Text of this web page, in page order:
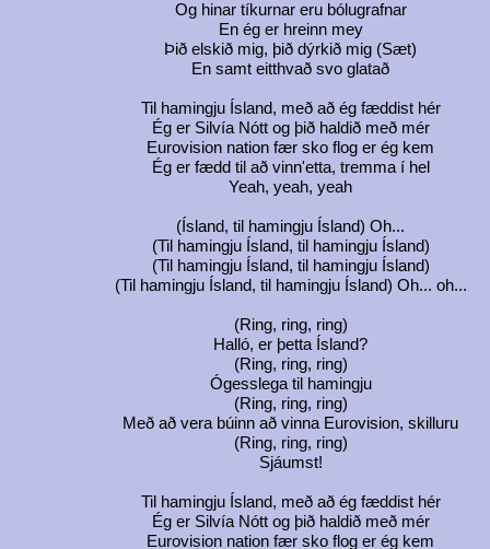
Og hinar tíkurnar eru bólugrafnar
En ég er hreinn mey
Þið elskið mig, þið dýrkið mig (Sæt)
En samt eitthvað svo glatað
Til hamingju Ísland, með að ég fæddist hér
Ég er Silvía Nótt og þið haldið með mér
Eurovision nation fær sko flog er ég kem
Ég er fædd til að vinn'etta, tremma í hel
Yeah, yeah, yeah
(Ísland, til hamingju Ísland) Oh...
(Til hamingju Ísland, til hamingju Ísland)
(Til hamingju Ísland, til hamingju Ísland)
(Til hamingju Ísland, til hamingju Ísland) Oh... oh...
(Ring, ring, ring)
Halló, er þetta Ísland?
(Ring, ring, ring)
Ógesslega til hamingju
(Ring, ring, ring)
Með að vera búinn að vinna Eurovision, skilluru
(Ring, ring, ring)
Sjáumst!
Til hamingju Ísland, með að ég fæddist hér
Ég er Silvía Nótt og þið haldið með mér
Eurovision nation fær sko flog er ég kem